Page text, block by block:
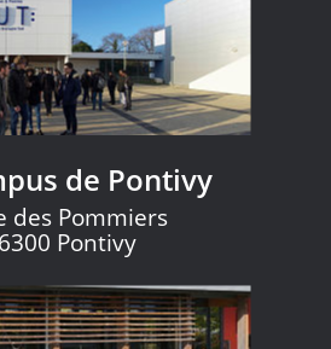
de Pontivy
des Pommiers
Pontivy